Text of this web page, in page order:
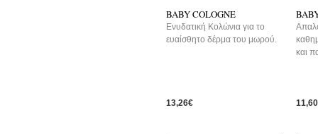
BABY COLOGNE
Ενυδατική Κολώνια για το
ευαίσθητο δέρμα του μωρού.
13,26€
και